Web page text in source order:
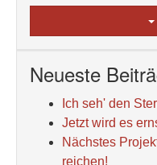
Neueste
Ich seh' den
Jetzt wird es
Nächstes
reichen!